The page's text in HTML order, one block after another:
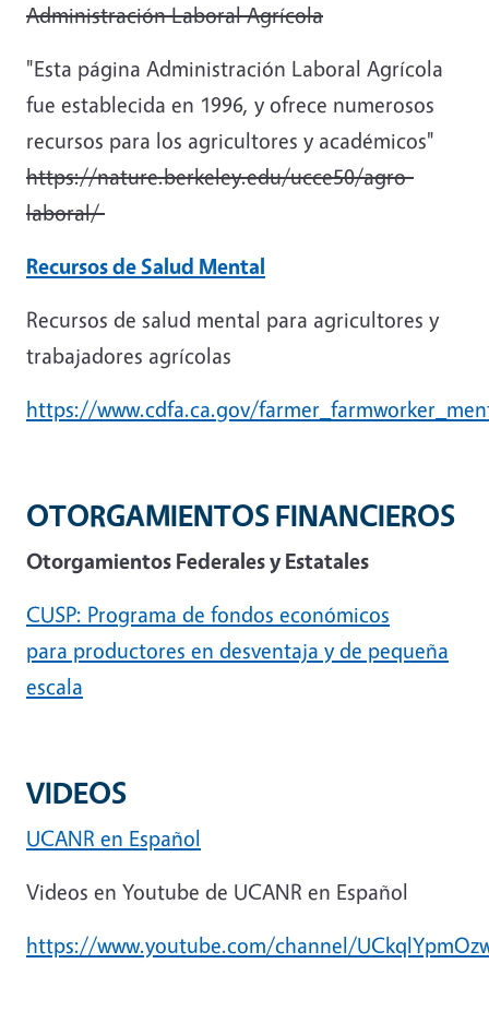
Administración Laboral Agrícola
"Esta página Administración Laboral Agrícola
fue establecida en 1996, y ofrece numerosos
recursos para los agricultores y académicos"
https://nature.berkeley.edu/ucce50/agro-
laboral/
Recursos de Salud Mental
Recursos de salud mental para agricultores y
trabajadores agrícolas
https://www.cdfa.ca.gov/
OTORGAMIENTOS FINANCIEROS
Otorgamientos Federales y Estatales
CUSP: Programa de fondos económicos
para productores en desventaja y de pequeña
escala
VIDEOS
UCANR en Español
Videos en Youtube de UCANR en Español
https://www.youtube.com/channel/